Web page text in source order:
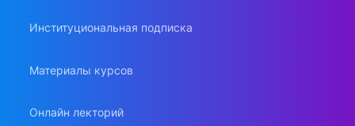
Институциональная подписка
Материалы курсов
Онлайн лекторий